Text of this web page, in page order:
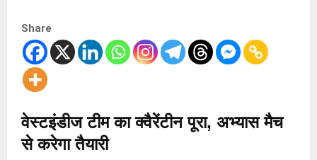
Share
वेस्टइंडीज टीम का क्वैरेंटीन पूरा, अभ्यास मैच
से करेगा तैयारी